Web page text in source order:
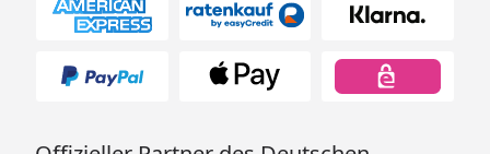
Seitenwände für freistehende
Terrassenüberdachungen Leimholz 193 x 210